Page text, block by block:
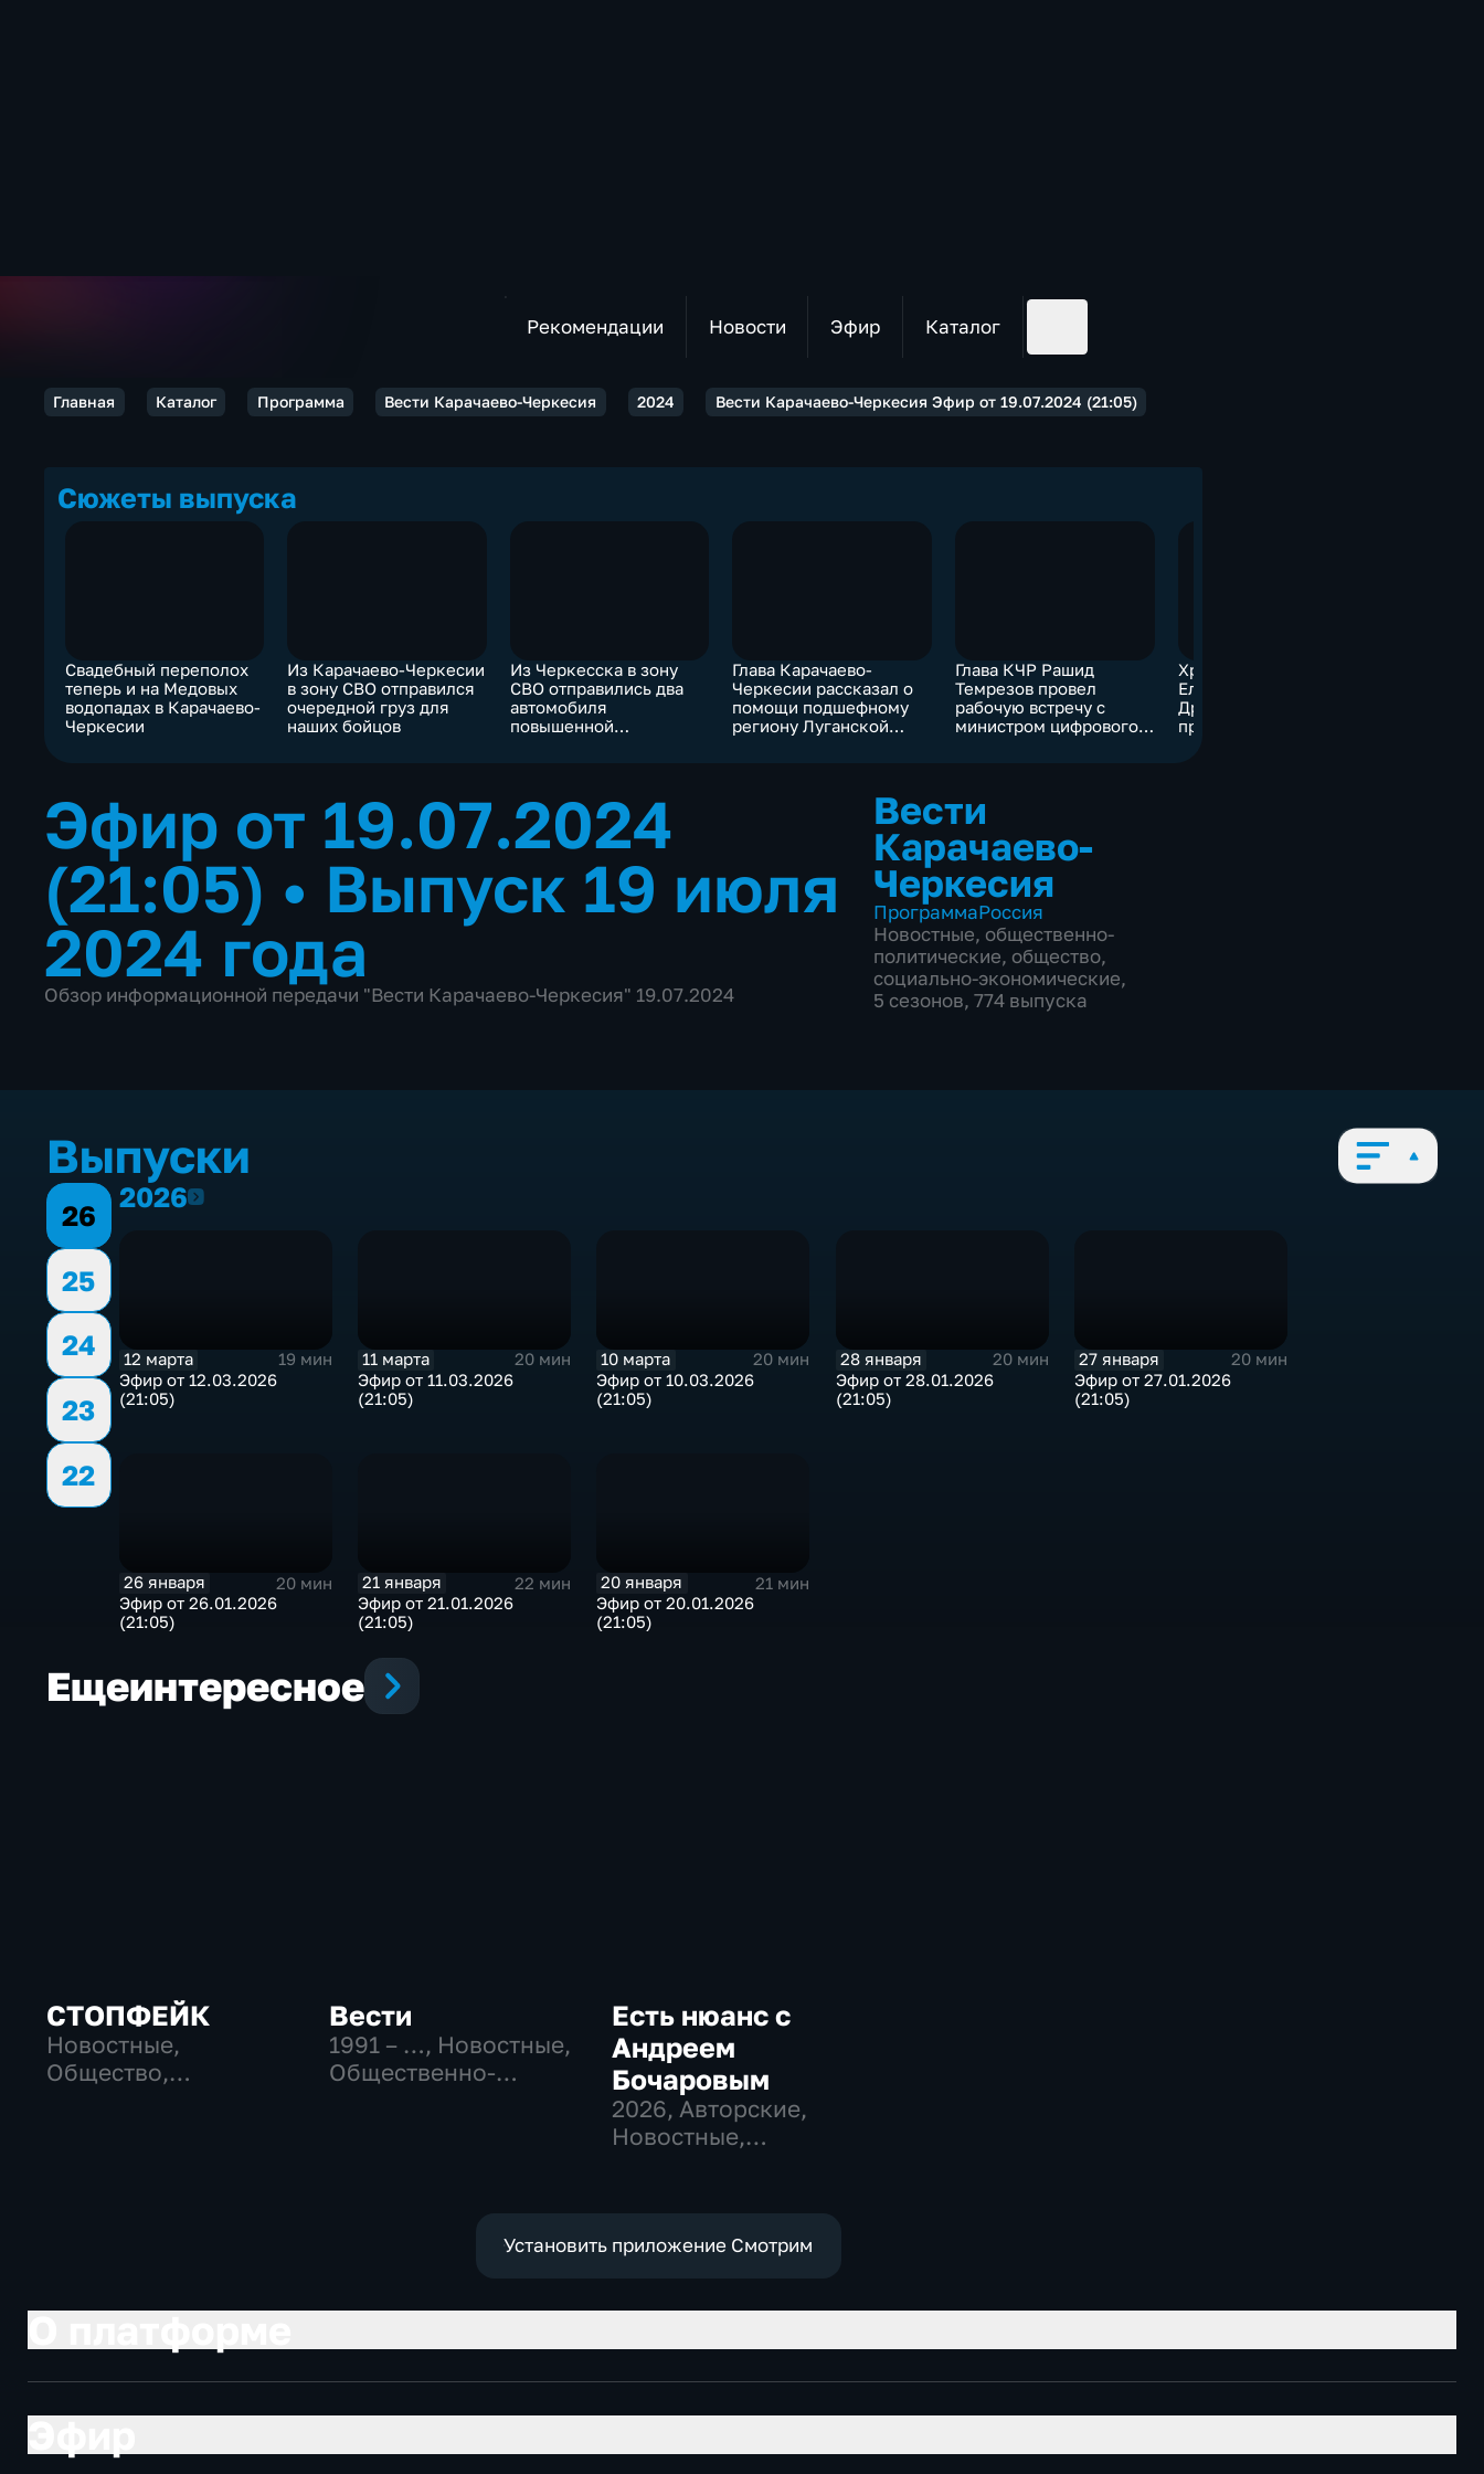
Рекомендации Новости Эфир Каталог
Главная Каталог Программа Вести Карачаево-Черкесия 2024 Вести Карачаево-Черкесия Эфир от 19.07.2024 (21:05)
Сюжеты выпуска
Свадебный переполох
теперь и на Медовых
водопадах в Карачаево-
Черкесии
Из Карачаево-Черкесии
в зону СВО отправился
очередной груз для
наших бойцов
Из Черкесска в зону
СВО отправились два
автомобиля
повышенной
Глава Карачаево-
Черкесии рассказал о
помощи подшефному
региону Луганской
Глава КЧР Рашид
Темрезов провел
рабочую встречу с
министром цифрового
Храм Великой княгини
Елизаветы в селе
Дружба отметил свой
престольный праздник
Эфир от 19.07.2024
(21:05) • Выпуск 19 июля
2024 года
Обзор информационной передачи "Вести Карачаево-Черкесия" 19.07.2024
Вести
Карачаево-
Черкесия
ПрограммаРоссия
Новостные, общественно-
политические, общество,
социально-экономические,
5 сезонов, 774 выпуска
Выпуски
26
25
24
23
22
20262026
12 марта
19 мин
Эфир от 12.03.2026
(21:05)
11 марта
20 мин
Эфир от 11.03.2026
(21:05)
10 марта
20 мин
Эфир от 10.03.2026
(21:05)
28 января
20 мин
Эфир от 28.01.2026
(21:05)
27 января
20 мин
Эфир от 27.01.2026
(21:05)
26 января
20 мин
Эфир от 26.01.2026
(21:05)
21 января
22 мин
Эфир от 21.01.2026
(21:05)
20 января
21 мин
Эфир от 20.01.2026
(21:05)
Ещеинтересное
СТОПФЕЙК
Новостные,
Общество,
Вести
1991 – …, Новостные,
Общественно-
Есть нюанс с
Андреем
Бочаровым
2026, Авторские,
Новостные,
Установить приложение Смотрим